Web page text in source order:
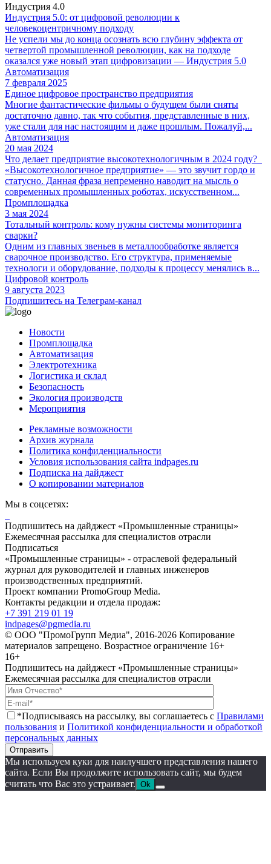
Индустрия 4.0
Индустрия 5.0: от цифровой революции к
человекоцентричному подходу
Не успели мы до конца осознать всю глубину эффекта от
четвертой промышленной революции, как на подходе
оказался уже новый этап цифровизации — Индустрия 5.0
Автоматизация
7 февраля 2025
Единое цифровое пространство предприятия
Многие фантастические фильмы о будущем были сняты
достаточно давно, так что события, представленные в них,
уже стали для нас настоящим и даже прошлым. Пожалуй,...
Автоматизация
20 мая 2024
Что делает предприятие высокотехнологичным в 2024 году?
«Высокотехнологичное предприятие» — это звучит гордо и
статусно. Данная фраза непременно наводит на мысль о
современных промышленных роботах, искусственном...
Промплощадка
3 мая 2024
Тотальный контроль: кому нужны системы мониторинга
сварки?
Одним из главных звеньев в металлообработке является
сварочное производство. Его структура, применяемые
технологи и оборудование, подходы к процессу менялись в...
Цифровой контроль
9 августа 2023
Подпишитесь на Телеграм-канал
Новости
Промплощадка
Автоматизация
Электротехника
Логистика и склад
Безопасность
Экология производств
Мероприятия
Рекламные возможности
Архив журнала
Политика конфиденциальности
Условия использования сайта indpages.ru
Подписка на дайджест
О копировании материалов
Мы в соцсетях:
Подпишитесь на дайджест «Промышленные страницы»
Ежемесячная рассылка для специалистов отрасли
Подписаться
«Промышленные страницы» - отраслевой федеральный
журнал для руководителей и главных инженеров
производственных предприятий.
Проект компании PromoGroup Media.
Контакты редакции и отдела продаж:
+7 391 219 01 19
indpages@pgmedia.ru
© ООО "ПромоГрупп Медиа", 2016-2026 Копирование
материалов запрещено. Возрастное ограничение 16+
16+
Подпишитесь на дайджест «Промышленные страницы»
Ежемесячная рассылка для специалистов отрасли
*Подписываясь на рассылку, вы соглашаетесь с Правилами
пользования и Политикой конфиденциальности и обработкой
персональных данных
Отправить
Мы используем куки для наилучшего представления нашего
сайта. Если Вы продолжите использовать сайт, мы будем
считать что Вас это устраивает. Ok